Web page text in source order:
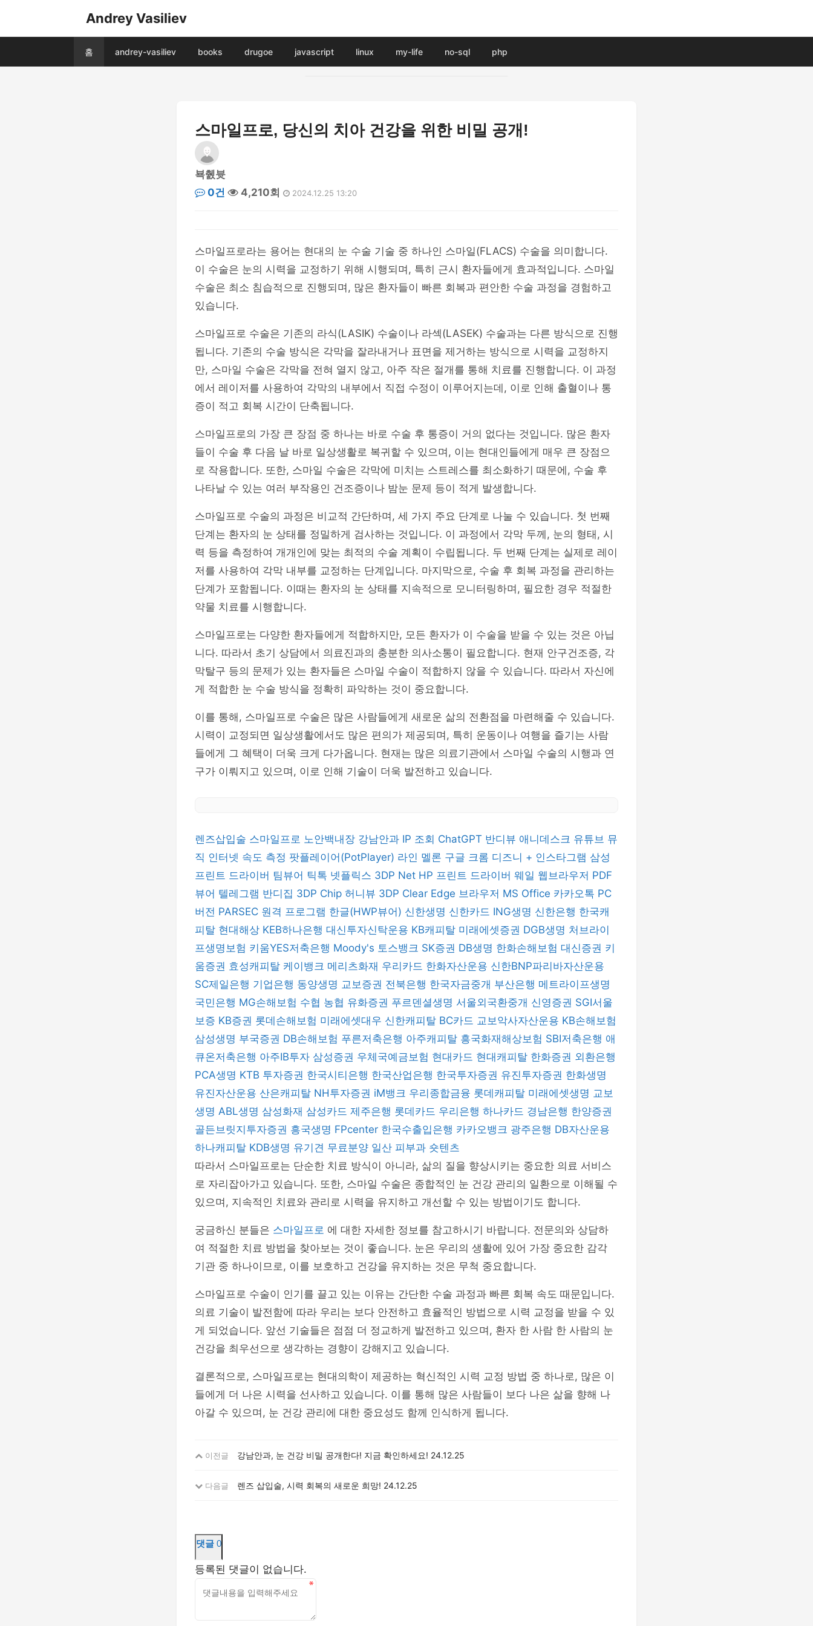
Andrey Vasiliev
홈 andrey-vasiliev books drugoe javascript linux my-life no-sql php
스마일프로, 당신의 치아 건강을 위한 비밀 공개!
뵥췘븃
0건
4,210회 2024.12.25 13:20
스마일프로라는 용어는 현대의 눈 수술 기술 중 하나인 스마일(FLACS) 수술을 의미합니다.
이 수술은 눈의 시력을 교정하기 위해 시행되며, 특히 근시 환자들에게 효과적입니다. 스마일
수술은 최소 침습적으로 진행되며, 많은 환자들이 빠른 회복과 편안한 수술 과정을 경험하고
있습니다.
스마일프로 수술은 기존의 라식(LASIK) 수술이나 라섹(LASEK) 수술과는 다른 방식으로 진행
됩니다. 기존의 수술 방식은 각막을 잘라내거나 표면을 제거하는 방식으로 시력을 교정하지
만, 스마일 수술은 각막을 전혀 열지 않고, 아주 작은 절개를 통해 치료를 진행합니다. 이 과정
에서 레이저를 사용하여 각막의 내부에서 직접 수정이 이루어지는데, 이로 인해 출혈이나 통
증이 적고 회복 시간이 단축됩니다.
스마일프로의 가장 큰 장점 중 하나는 바로 수술 후 통증이 거의 없다는 것입니다. 많은 환자
들이 수술 후 다음 날 바로 일상생활로 복귀할 수 있으며, 이는 현대인들에게 매우 큰 장점으
로 작용합니다. 또한, 스마일 수술은 각막에 미치는 스트레스를 최소화하기 때문에, 수술 후
나타날 수 있는 여러 부작용인 건조증이나 밤눈 문제 등이 적게 발생합니다.
스마일프로 수술의 과정은 비교적 간단하며, 세 가지 주요 단계로 나눌 수 있습니다. 첫 번째
단계는 환자의 눈 상태를 정밀하게 검사하는 것입니다. 이 과정에서 각막 두께, 눈의 형태, 시
력 등을 측정하여 개개인에 맞는 최적의 수술 계획이 수립됩니다. 두 번째 단계는 실제로 레이
저를 사용하여 각막 내부를 교정하는 단계입니다. 마지막으로, 수술 후 회복 과정을 관리하는
단계가 포함됩니다. 이때는 환자의 눈 상태를 지속적으로 모니터링하며, 필요한 경우 적절한
약물 치료를 시행합니다.
스마일프로는 다양한 환자들에게 적합하지만, 모든 환자가 이 수술을 받을 수 있는 것은 아닙
니다. 따라서 초기 상담에서 의료진과의 충분한 의사소통이 필요합니다. 현재 안구건조증, 각
막탈구 등의 문제가 있는 환자들은 스마일 수술이 적합하지 않을 수 있습니다. 따라서 자신에
게 적합한 눈 수술 방식을 정확히 파악하는 것이 중요합니다.
이를 통해, 스마일프로 수술은 많은 사람들에게 새로운 삶의 전환점을 마련해줄 수 있습니다.
시력이 교정되면 일상생활에서도 많은 편의가 제공되며, 특히 운동이나 여행을 즐기는 사람
들에게 그 혜택이 더욱 크게 다가옵니다. 현재는 많은 의료기관에서 스마일 수술의 시행과 연
구가 이뤄지고 있으며, 이로 인해 기술이 더욱 발전하고 있습니다.
렌즈삽입술 스마일프로 노안백내장 강남안과 IP 조회 ChatGPT 반디뷰 애니데스크 유튜브 뮤
직 인터넷 속도 측정 팟플레이어(PotPlayer) 라인 멜론 구글 크롬 디즈니 + 인스타그램 삼성
프린트 드라이버 팀뷰어 틱톡 넷플릭스 3DP Net HP 프린트 드라이버 웨일 웹브라우저 PDF
뷰어 텔레그램 반디집 3DP Chip 허니뷰 3DP Clear Edge 브라우저 MS Office 카카오톡 PC
버전 PARSEC 원격 프로그램 한글(HWP뷰어) 신한생명 신한카드 ING생명 신한은행 한국캐
피탈 현대해상 KEB하나은행 대신투자신탁운용 KB캐피탈 미래에셋증권 DGB생명 처브라이
프생명보험 키움YES저축은행 Moody's 토스뱅크 SK증권 DB생명 한화손해보험 대신증권 키
움증권 효성캐피탈 케이뱅크 메리츠화재 우리카드 한화자산운용 신한BNP파리바자산운용
SC제일은행 기업은행 동양생명 교보증권 전북은행 한국자금중개 부산은행 메트라이프생명
국민은행 MG손해보험 수협 농협 유화증권 푸르덴셜생명 서울외국환중개 신영증권 SGI서울
보증 KB증권 롯데손해보험 미래에셋대우 신한캐피탈 BC카드 교보악사자산운용 KB손해보험
삼성생명 부국증권 DB손해보험 푸른저축은행 아주캐피탈 흥국화재해상보험 SBI저축은행 애
큐온저축은행 아주IB투자 삼성증권 우체국예금보험 현대카드 현대캐피탈 한화증권 외환은행
PCA생명 KTB 투자증권 한국시티은행 한국산업은행 한국투자증권 유진투자증권 한화생명
유진자산운용 산은캐피탈 NH투자증권 iM뱅크 우리종합금융 롯데캐피탈 미래에셋생명 교보
생명 ABL생명 삼성화재 삼성카드 제주은행 롯데카드 우리은행 하나카드 경남은행 한양증권
골든브릿지투자증권 흥국생명 FPcenter 한국수출입은행 카카오뱅크 광주은행 DB자산운용
하나캐피탈 KDB생명 유기견 무료분양 일산 피부과 숏텐츠
따라서 스마일프로는 단순한 치료 방식이 아니라, 삶의 질을 향상시키는 중요한 의료 서비스
로 자리잡아가고 있습니다. 또한, 스마일 수술은 종합적인 눈 건강 관리의 일환으로 이해될 수
있으며, 지속적인 치료와 관리로 시력을 유지하고 개선할 수 있는 방법이기도 합니다.
궁금하신 분들은 스마일프로 에 대한 자세한 정보를 참고하시기 바랍니다. 전문의와 상담하
여 적절한 치료 방법을 찾아보는 것이 좋습니다. 눈은 우리의 생활에 있어 가장 중요한 감각
기관 중 하나이므로, 이를 보호하고 건강을 유지하는 것은 무척 중요합니다.
스마일프로 수술이 인기를 끌고 있는 이유는 간단한 수술 과정과 빠른 회복 속도 때문입니다.
의료 기술이 발전함에 따라 우리는 보다 안전하고 효율적인 방법으로 시력 교정을 받을 수 있
게 되었습니다. 앞선 기술들은 점점 더 정교하게 발전하고 있으며, 환자 한 사람 한 사람의 눈
건강을 최우선으로 생각하는 경향이 강해지고 있습니다.
결론적으로, 스마일프로는 현대의학이 제공하는 혁신적인 시력 교정 방법 중 하나로, 많은 이
들에게 더 나은 시력을 선사하고 있습니다. 이를 통해 많은 사람들이 보다 나은 삶을 향해 나
아갈 수 있으며, 눈 건강 관리에 대한 중요성도 함께 인식하게 됩니다.
이전글 강남안과, 눈 건강 비밀 공개한다! 지금 확인하세요! 24.12.25
다음글 렌즈 삽입술, 시력 회복의 새로운 희망! 24.12.25
댓글 0
등록된 댓글이 없습니다.